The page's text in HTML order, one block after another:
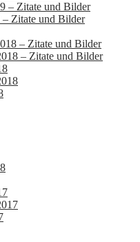
– Zitate und Bilder
– Zitate und Bilder
– Zitate und Bilder
– Zitate und Bilder